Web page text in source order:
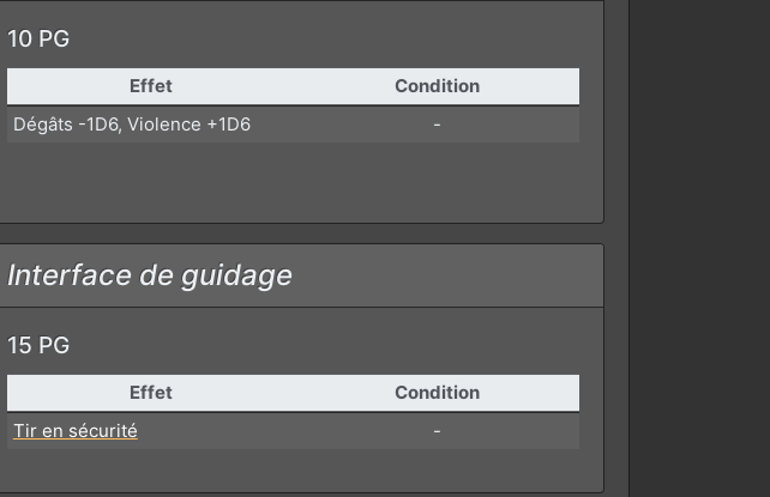
10 PG
Effet
Condition
Dégâts -1D6, Violence +1D6
-
Interface de guidage
15 PG
Effet
Condition
Tir en sécurité
-